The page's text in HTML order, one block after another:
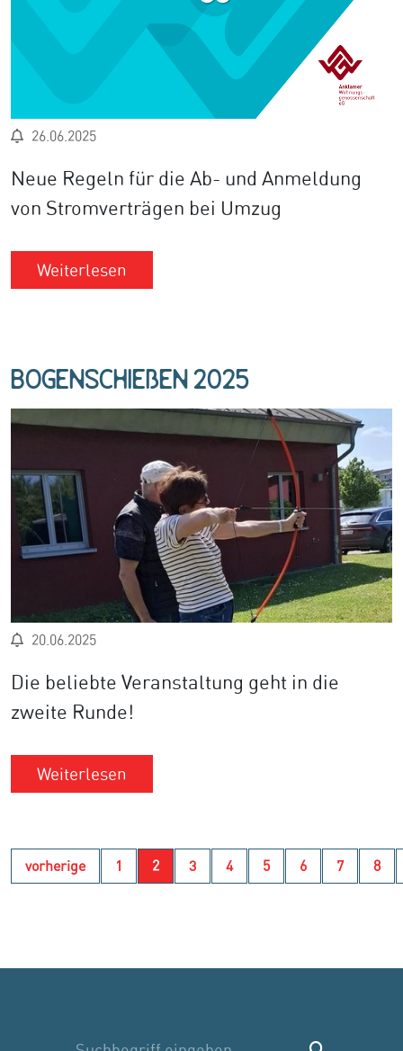
26.06.2025
Neue Regeln für die Ab- und Anmeldung
von Stromverträgen bei Umzug
Weiterlesen
Bogenschießen 2025
20.06.2025
Die beliebte Veranstaltung geht in die
zweite Runde!
Weiterlesen
vorherige 1 2 3 4 5 6 7 8
Suche